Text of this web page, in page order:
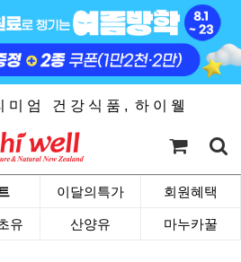
미 엄 건 강 식 품 , 하 이 웰
이달의특가 회원혜택
유 산양유 마누카꿀